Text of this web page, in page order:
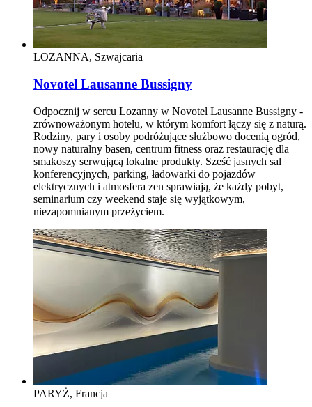
LOZANNA, Szwajcaria
Novotel Lausanne Bussigny
Odpocznij w sercu Lozanny w Novotel Lausanne Bussigny -
zrównoważonym hotelu, w którym komfort łączy się z naturą.
Rodziny, pary i osoby podróżujące służbowo docenią ogród,
nowy naturalny basen, centrum fitness oraz restaurację dla
smakoszy serwującą lokalne produkty. Sześć jasnych sal
konferencyjnych, parking, ładowarki do pojazdów
elektrycznych i atmosfera zen sprawiają, że każdy pobyt,
seminarium czy weekend staje się wyjątkowym,
niezapomnianym przeżyciem.
PARYŻ, Francja